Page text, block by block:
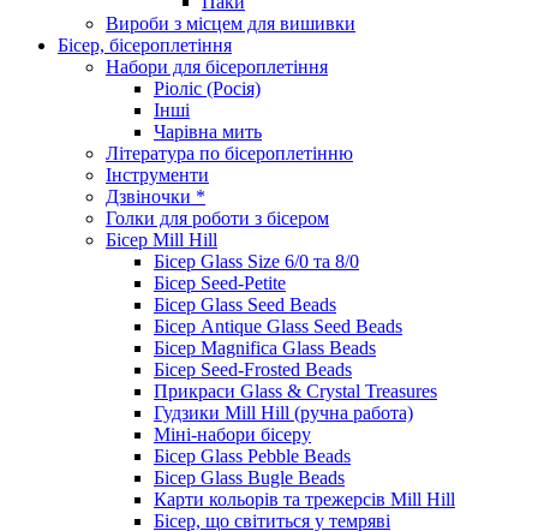
Вироби з місцем для вишивки
Бісер, бісероплетіння
Набори для бісероплетіння
Ріоліс (Росія)
Інші
Чарівна мить
Література по бісероплетінню
Інструменти
Дзвіночки *
Голки для роботи з бісером
Бісер Mill Hill
Бісер Glass Size 6/0 та 8/0
Бісер Seed-Petite
Бісер Glass Seed Beads
Бісер Antique Glass Seed Beads
Бісер Magnifica Glass Beads
Бісер Seed-Frosted Beads
Прикраси Glass & Crystal Treasures
Гудзики Mill Hill (ручна работа)
Міні-набори бісеру
Бісер Glass Pebble Beads
Бісер Glass Bugle Beads
Карти кольорів та трежерсів Mill Hill
Бісер, що світиться у темряві